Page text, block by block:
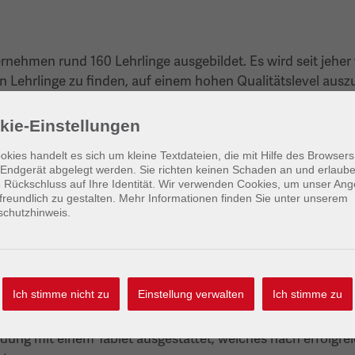
Einstellungen
handelt es sich um kleine Textdateien, die mit Hilfe des
abgelegt werden. Sie richten keinen Schaden an und
Rückschluss auf Ihre Identität. Wir verwenden Cookies, um unser
zu gestalten. Mehr Informationen finden Sie unter unserem
Ich stimme nicht zu Einstellung verwalten Ich stimme zu
rund 160 Lehrlinge ausgebildet. Es wird seit
Lehrlinge zu finden, auf einem hohen Qualitätslevel
zu beschäftigen. Nicht umsonst zählen die
+ Graf zu den Besten in der Branche.
60 Lehrlinge ihre Ausbildung begonnen. Derzeit werden
Tiefbauer, Elektrotechniker, Zimmerer,
an den Standorten Gmünd, Horn, Zwettl,
nur eine qualitativ hohe Ausbildung erwarten, sondern
Goodies, wie ein Smartphone oder die Übernahme
Prämien für besondere Leistungen. Darüber
mit einem Tablet ausgestattet, welches nach